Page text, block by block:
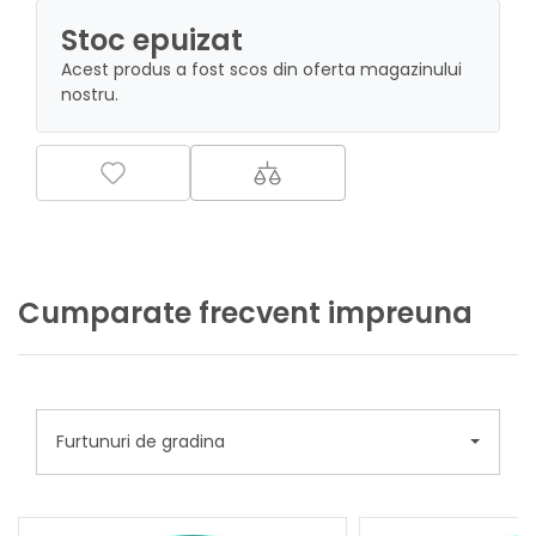
Stoc epuizat
Acest produs a fost scos din oferta magazinului
nostru.
Cumparate frecvent impreuna
Furtunuri de gradina